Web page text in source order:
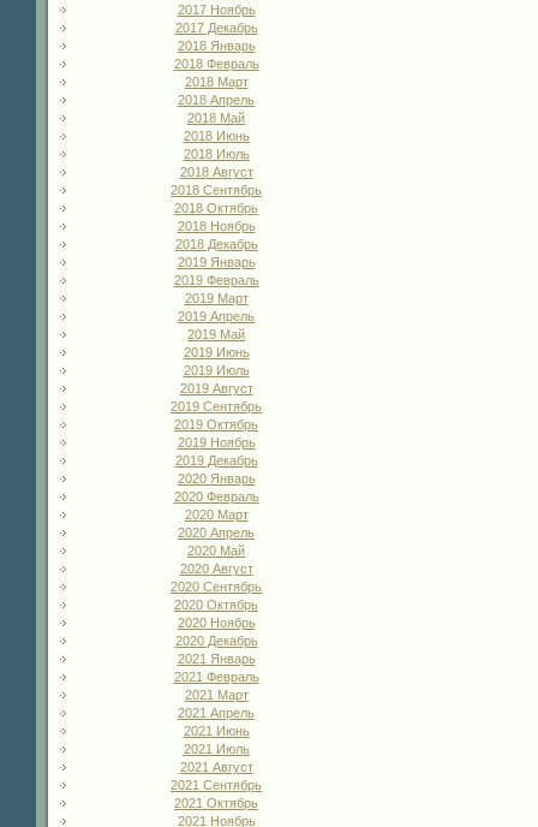
2017 Ноябрь
2017 Декабрь
2018 Январь
2018 Февраль
2018 Март
2018 Апрель
2018 Май
2018 Июнь
2018 Июль
2018 Август
2018 Сентябрь
2018 Октябрь
2018 Ноябрь
2018 Декабрь
2019 Январь
2019 Февраль
2019 Март
2019 Апрель
2019 Май
2019 Июнь
2019 Июль
2019 Август
2019 Сентябрь
2019 Октябрь
2019 Ноябрь
2019 Декабрь
2020 Январь
2020 Февраль
2020 Март
2020 Апрель
2020 Май
2020 Август
2020 Сентябрь
2020 Октябрь
2020 Ноябрь
2020 Декабрь
2021 Январь
2021 Февраль
2021 Март
2021 Апрель
2021 Июнь
2021 Июль
2021 Август
2021 Сентябрь
2021 Октябрь
2021 Ноябрь